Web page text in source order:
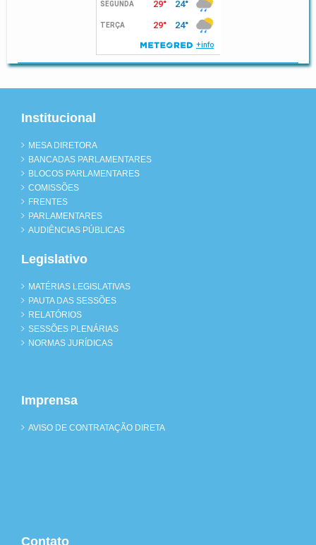
Institucional
MESA DIRETORA
BANCADAS PARLAMENTARES
BLOCOS PARLAMENTARES
COMISSÕES
FRENTES
PARLAMENTARES
AUDIÊNCIAS PÚBLICAS
Legislativo
MATÉRIAS LEGISLATIVAS
PAUTA DAS SESSÕES
RELATÓRIOS
SESSÕES PLENÁRIAS
NORMAS JURÍDICAS
Imprensa
AVISO DE CONTRATAÇÃO DIRETA
Contato